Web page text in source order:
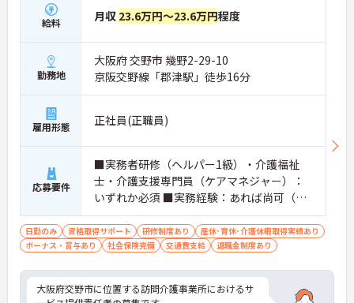
給料 月収 23.6万円～23.6万円程度
勤務地
大阪府 交野市 幾野2-29-10
京阪交野線「郡津駅」徒歩16分
雇用形態 正社員(正職員)
応募要件
■実務者研修（ヘルパー1級）・介護福祉
士・介護支援専門員（ケアマネジャー）：
いずれか必須 ■実務経験：あれば尚可（サ
ービス提供責任者としての業務経験）
日勤のみ 資格取得サポート 研修制度あり
産休･育休･介護休暇取得実績あり
ボーナス・賞与あり
社会保険完備 交通費支給 退職金制度あり
大阪府交野市に位置する訪問介護事業所におけるサ